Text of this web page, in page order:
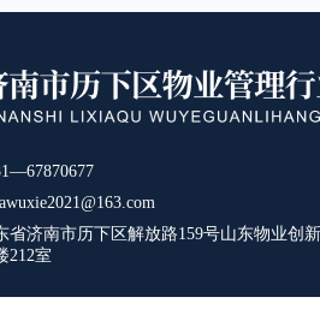
省济南市历下区解放路159号山东物业创
212室